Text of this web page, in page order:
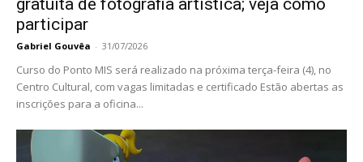
gratuita de fotografia artística; veja como
participar
Gabriel Gouvêa - 31/07/2026
Curso do Ponto MIS será realizado na próxima terça-feira (4), no
Centro Cultural, com vagas limitadas e certificado Estão abertas as
inscrições para a oficina...